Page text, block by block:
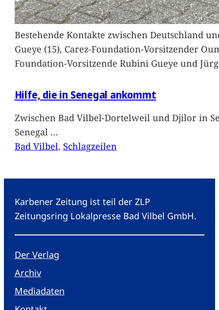
Bestehende Kontakte zwischen Deutschland
Gueye (15), Carez-Foundation-Vorsitzender
Foundation-Vorsitzende Rubini Gueye und
Hilfe, die in Senegal ankommt
Zwischen Bad Vilbel-Dortelweil und Djilor in
Senegal …
Bad Vilbel, Schlagzeilen
Karbener Zeitung ist teil der ZLP
Zeitungsring Lokalpresse Bad Vilbel GmbH.
Der Verlag
Archiv
Mediadaten